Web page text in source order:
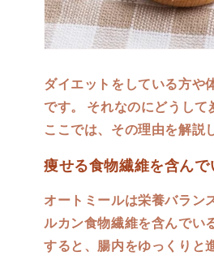
ダイエットをしている方や
です。 それなのにどうして
ここでは、その理由を解説
痩せる食物繊維を含んで
オートミールは栄養バラン
ルカン食物繊維を含んでい
すると、腸内をゆっくりと